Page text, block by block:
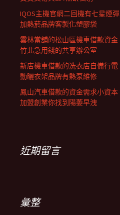
IQOS主機官網二回機有七星煙彈
加熱菸品牌客製化塑膠袋
雲林當舖的松山區機車借款資金
竹北急用錢的共享辦公室
新店機車借款的洗衣店自備行電
動曬衣架品牌有熱泵維修
鳳山汽車借款的資金需求小資本
加盟創業你找到陽萎早洩
近期留言
彙整